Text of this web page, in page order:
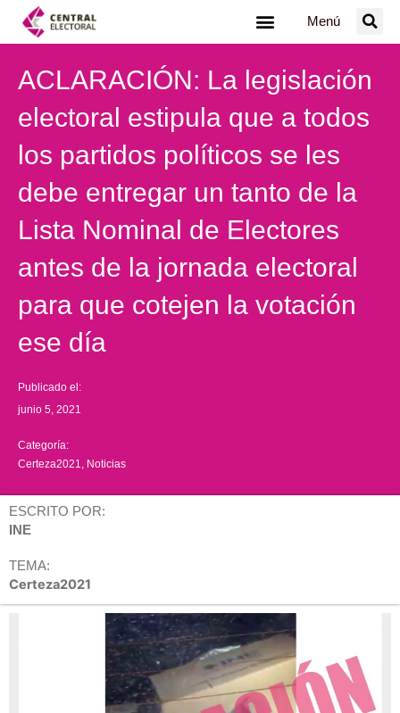
Menú
ACLARACIÓN: La legislación
electoral estipula que a todos
los partidos políticos se les
debe entregar un tanto de la
Lista Nominal de Electores
antes de la jornada electoral
para que cotejen la votación
ese día
Publicado el:
junio 5, 2021
Categoría:
Certeza2021
Noticias
ESCRITO POR:
INE
TEMA:
Certeza2021